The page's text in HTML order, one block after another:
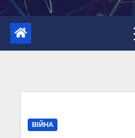
ВІЙНА